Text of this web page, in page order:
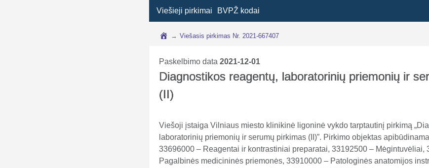
Viešieji pirkimai BVPŽ kodai
→ Viešasis pirkimas Nr. 2021-667407
Paskelbimo data2021-12-01
Diagnostikos reagentų, laboratorinių priemonių ir
(II)
Viešoji įstaiga Vilniaus miesto klinikinė ligoninė vykdo tarptautinį pirkimą
laboratorinių priemonių ir serumų pirkimas (II)”. Pirkimo objektas
33696000 – Reagentai ir kontrastiniai preparatai, 33192500 – Mėgintuvėliai,
Pagalbinės medicininės priemonės, 33910000 – Patologinės anatomijos